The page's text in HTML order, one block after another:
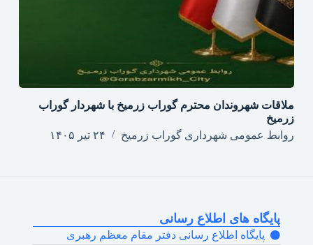
ملاقات شهروندان محترم گوراب زرمیخ با شهردار گوراب
زرمیخ
روابط عمومی شهرداری گوراب زرمیخ
۲۴ تیر ۱۴۰۵
پایگاه های اطلاع رسانی
پایگاه اطلاع رسانی دفتر مقام معظم رهبری